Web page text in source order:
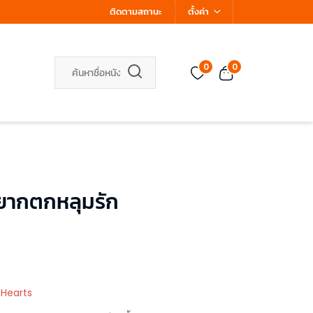
ติดตามสถานะ ตั้งค่า
0 0
ากตกหลุมรัก
Hearts